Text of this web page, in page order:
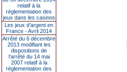
relatif à la
réglementation des
jeux dans les casinos
Les jeux d’argent en
France - Avril 2014
Arrêté du 6 décembre
2013 modifiant les
dispositions de
l’arrêté du 14 mai
2007 relatif à la
réglementation des